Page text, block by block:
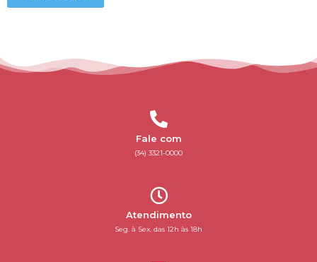
Fale com
(34) 3321-0000
Atendimento
Seg. à Sex. das 12h às 18h